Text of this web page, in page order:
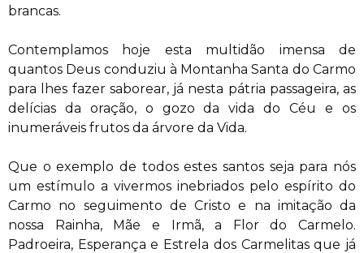
brancas.
Contemplamos hoje esta multidão imensa de
quantos Deus conduziu à Montanha Santa do Carmo
para lhes fazer saborear, já nesta pátria passageira, as
delícias da oração, o gozo da vida do Céu e os
inumeráveis frutos da árvore da Vida.
Que o exemplo de todos estes santos seja para nós
um estímulo a vivermos inebriados pelo espírito do
Carmo no seguimento de Cristo e na imitação da
nossa Rainha, Mãe e Irmã, a Flor do Carmelo.
Padroeira, Esperança e Estrela dos Carmelitas que já